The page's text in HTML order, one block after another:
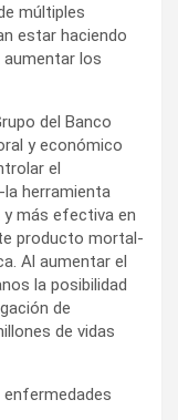
múltiples
estar haciendo
los
del Banco
y económico
el
herramienta
más efectiva en
producto mortal-
Al aumentar el
la posibilidad
de
de vidas